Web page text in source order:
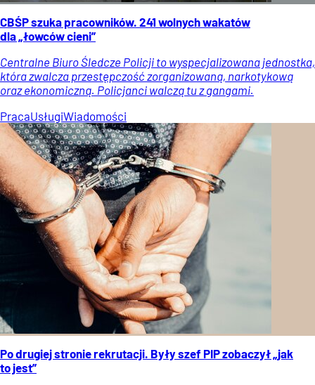
CBŚP szuka pracowników. 241 wolnych wakatów
dla „łowców cieni”
Centralne Biuro Śledcze Policji to wyspecjalizowana jednostka,
która zwalcza przestępczość zorganizowaną, narkotykową
oraz ekonomiczną. Policjanci walczą tu z gangami.
PracaUsługiWiadomości
Po drugiej stronie rekrutacji. Były szef PIP zobaczył „jak
to jest”